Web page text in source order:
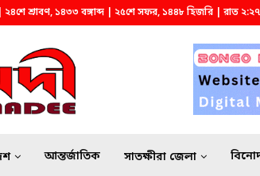
শ্রাবণ, ১৪৩৩ বঙ্গাব্দ | ২৫শে সফর, ১৪৪৮ হিজরি | রাত ২:২৭
আন্তর্জাতিক সাতক্ষীরা জেলা